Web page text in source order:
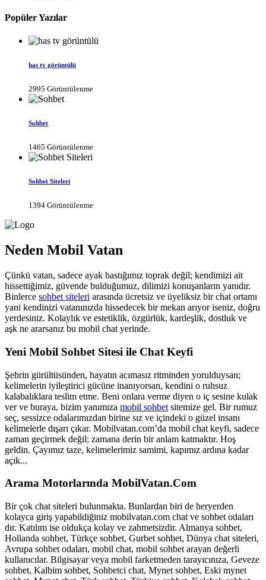
Popüler Yazılar
has tv görüntülü
2995 Görüntülenme
Sohbet
1465 Görüntülenme
Sohbet Siteleri
1394 Görüntülenme
Neden Mobil Vatan
Çünkü vatan, sadece ayak bastığımız toprak değil; kendimizi ait
hissettiğimiz, güvende bulduğumuz, dilimizi konuşanların yanıdır.
Binlerce sohbet siteleri arasında ücretsiz ve üyeliksiz bir chat ortamı
yani kendinizi vatanınızda hissedecek bir mekan arıyor iseniz, doğru
yerdesiniz. Kolaylık ve estetiklik, özgürlük, kardeşlik, dostluk ve
aşk ne ararsanız bu mobil chat yerinde.
Yeni Mobil Sohbet Sitesi ile Chat Keyfi
Şehrin gürültüsünden, hayatın acımasız ritminden yorulduysan;
kelimelerin iyileştirici gücüne inanıyorsan, kendini o ruhsuz
kalabalıklara teslim etme. Beni onlara verme diyen o iç sesine kulak
ver ve buraya, bizim yanımıza mobil sohbet sitemize gel. Bir rumuz
seç, sessizce odalarımızdan birine sız ve içindeki o güzel insanı
kelimelerle dışarı çıkar. Mobilvatan.com’da mobil chat keyfi, sadece
zaman geçirmek değil; zamana derin bir anlam katmaktır. Hoş
geldin. Çayımız taze, kelimelerimiz samimi, kapımız ardına kadar
açık...
Arama Motorlarında MobilVatan.Com
Bir çok chat siteleri bulunmakta. Bunlardan biri de heryerden
kolayca giriş yapabildiğiniz mobilvatan.com chat ve sohbet odaları
dır. Katılım ise oldukça kolay ve zahmetsizdir. Almanya sohbet,
Hollanda sohbet, Türkçe sohbet, Gurbet sohbet, Dünya chat siteleri,
Avrupa sohbet odaları, mobil chat, mobil sohbet arayan değerli
kullanıcılar. Bilgisayar veya mobil farketmeden tarayıcınıza, Geveze
sohbet, Kalbim sohbet, Sohbetci chat, Mynet sohbet, Eski mynet